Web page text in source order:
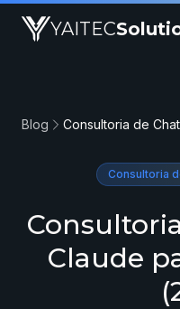
YAITEC
Blog
Consultoria
Claude